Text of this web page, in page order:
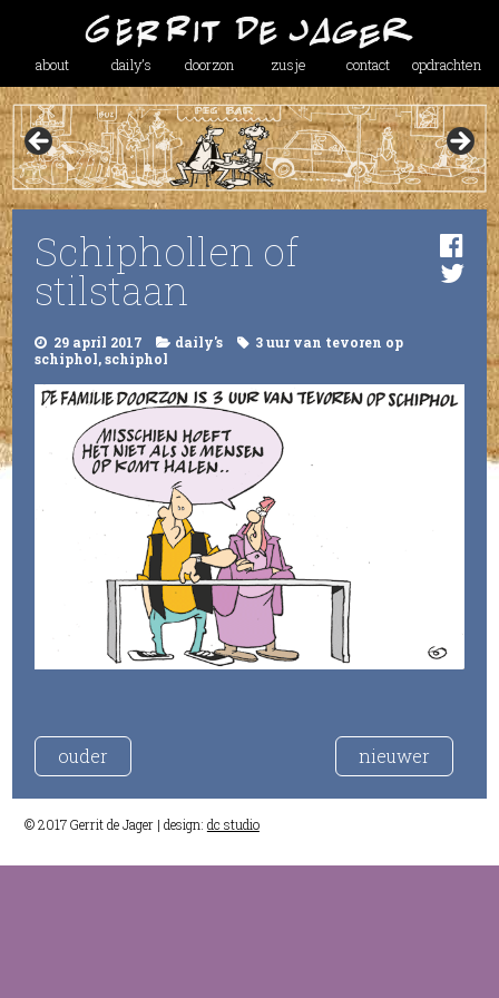
about daily’s doorzon zusje contact opdrachten
Schiphollen of
stilstaan
29 april 2017 daily's
3 uur van tevoren op
schiphol,schiphol
ouder nieuwer
© 2017 Gerrit de Jager | design: dc studio